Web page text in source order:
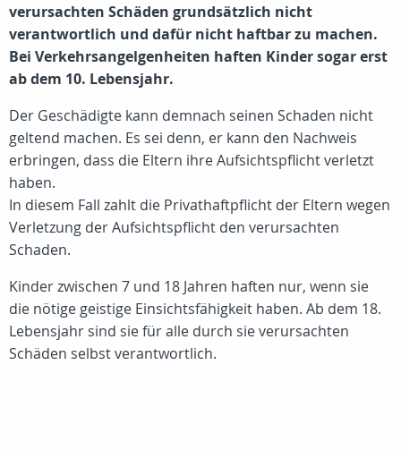
verursachten Schäden grundsätzlich nicht
verantwortlich und dafür nicht haftbar zu machen.
Bei Verkehrsangelgenheiten haften Kinder sogar erst
ab dem 10. Lebensjahr.
Der Geschädigte kann demnach seinen Schaden nicht
geltend machen. Es sei denn, er kann den Nachweis
erbringen, dass die Eltern ihre Aufsichtspflicht verletzt
haben.
In diesem Fall zahlt die Privathaftpflicht der Eltern wegen
Verletzung der Aufsichtspflicht den verursachten
Schaden.
Kinder zwischen 7 und 18 Jahren haften nur, wenn sie
die nötige geistige Einsichtsfähigkeit haben. Ab dem 18.
Lebensjahr sind sie für alle durch sie verursachten
Schäden selbst verantwortlich.